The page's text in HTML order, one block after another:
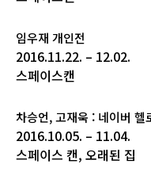
임우재 개인전
2016.11.22. – 12.02.
스페이스캔
차승언, 고재욱 : 네이버
2016.10.05. – 11.04.
스페이스 캔, 오래된 집